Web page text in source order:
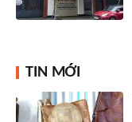
TIN MỚI